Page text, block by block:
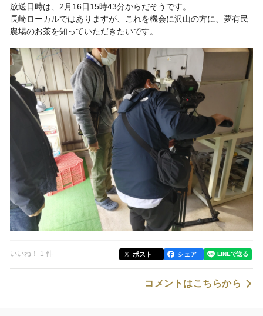
放送日時は、2月16日15時43分からだそうです。
長崎ローカルではありますが、これを機会に沢山の方に、夢有民
農場のお茶を知っていただきたいです。
いいね！ 1 件 ポスト シェア
コメントはこちらから